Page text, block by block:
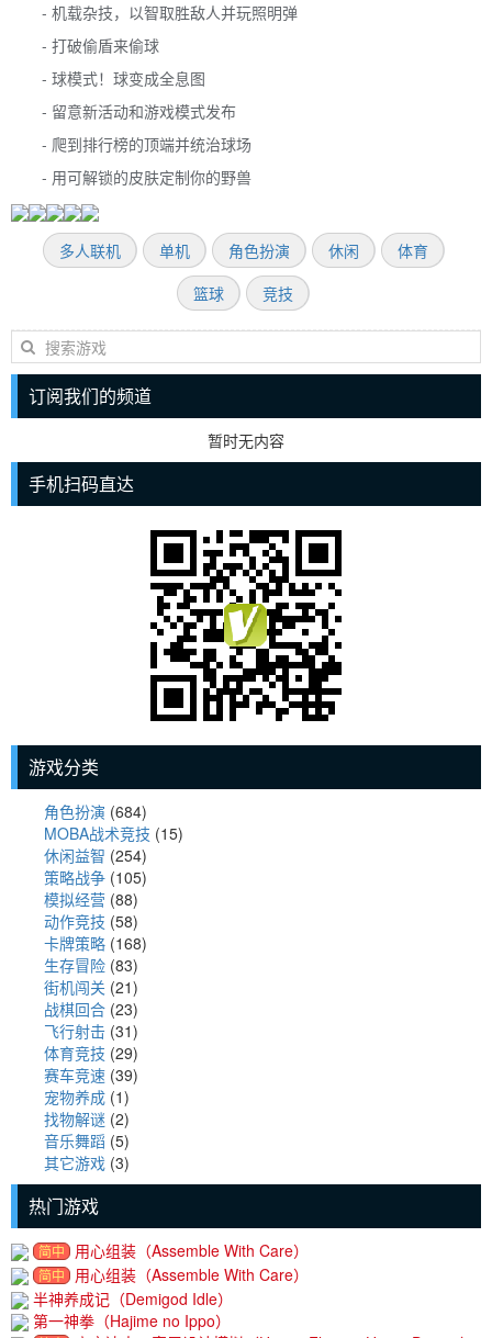
- 机载杂技，以智取胜敌人并玩照明弹
- 打破偷盾来偷球
- 球模式！球变成全息图
- 留意新活动和游戏模式发布
- 爬到排行榜的顶端并统治球场
- 用可解锁的皮肤定制你的野兽
多人联机 单机 角色扮演 休闲
体育
篮球
竞技
订阅我们的频道
暂时无内容
手机扫码直达
游戏分类
角色扮演 (684)
MOBA战术竞技 (15)
休闲益智 (254)
策略战争 (105)
模拟经营 (88)
动作竞技 (58)
卡牌策略 (168)
生存冒险 (83)
街机闯关 (21)
战棋回合 (23)
飞行射击 (31)
体育竞技 (29)
赛车竞速 (39)
宠物养成 (1)
找物解谜 (2)
音乐舞蹈 (5)
其它游戏 (3)
热门游戏
简中 用心组装（Assemble With Care）
简中
用心组装（Assemble With Care）
半神养成记（Demigod Idle）
第一神拳（Hajime no Ippo）